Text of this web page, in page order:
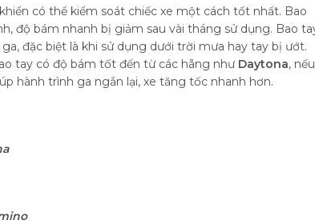
có thể kiểm soát chiếc xe một cách tốt nhất. Bao
độ bám nhanh bị giảm sau vài tháng sử dụng. Bao
đặc biệt là khi sử dụng dưới trời mưa hay tay bị ướt.
tay có độ bám tốt đến từ các hãng như Daytona, nếu
hành trình ga ngắn lại, xe tăng tốc nhanh hơn.